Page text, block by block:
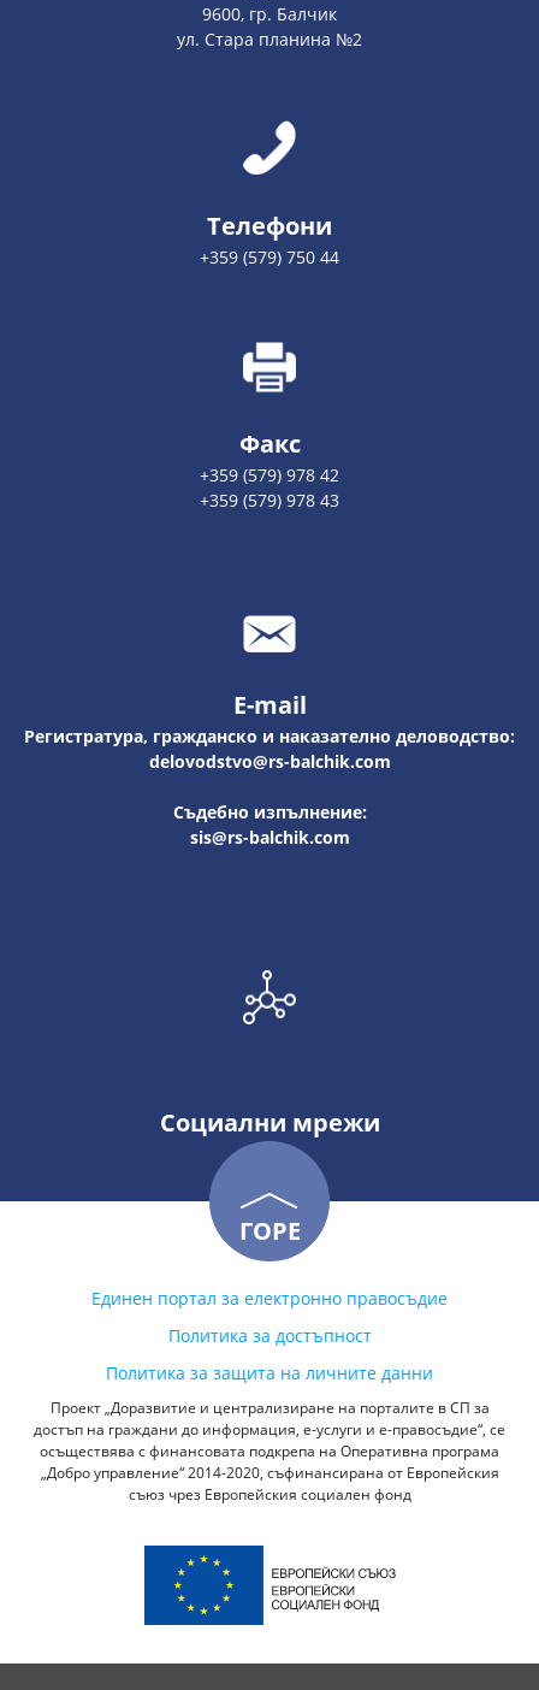
9600, гр. Балчик
ул. Стара планина №2
Телефони
+359 (579) 750 44
Факс
+359 (579) 978 42
+359 (579) 978 43
E-mail
Регистратура, гражданско и наказателно деловодство:
delovodstvo@rs-balchik.com
Съдебно изпълнение:
sis@rs-balchik.com
Социални мрежи
ГОРЕ
Единен портал за електронно правосъдие
Политика за достъпност
Политика за защита на личните данни
Проект „Доразвитие и централизиране на порталите в СП за
достъп на граждани до информация, е-услуги и е-правосъдие“, се
осъществява с финансовата подкрепа на Оперативна програма
„Добро управление“ 2014-2020, съфинансирана от Европейския
съюз чрез Европейския социален фонд